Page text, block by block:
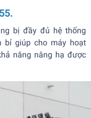
bị đầy đủ hệ thống
bỉ giúp cho máy hoạt
năng nâng hạ được